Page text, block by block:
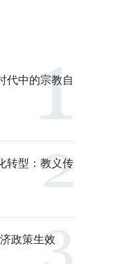
代中的宗教自
转型：教义传
政策生效